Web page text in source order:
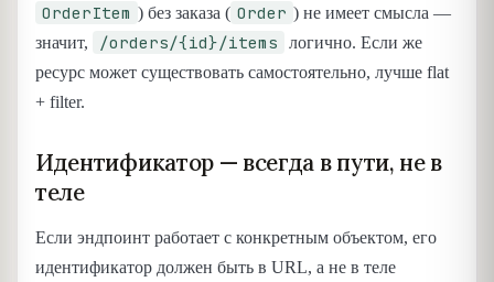
OrderItem ) без заказа ( Order ) не имеет смысла —
значит,
/orders/{id}/items
логично. Если же
ресурс может существовать самостоятельно, лучше flat
+ filter.
Идентификатор — всегда в пути, не в
теле
Если эндпоинт работает с конкретным объектом, его
идентификатор должен быть в URL, а не в теле